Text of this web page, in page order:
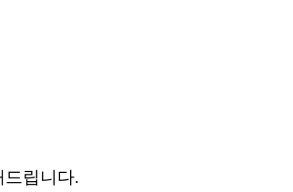
드립니다.